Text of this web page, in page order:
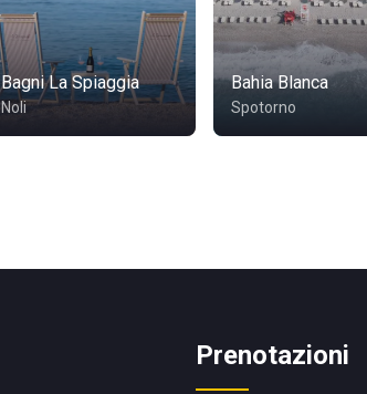
Bagni La Spiaggia
Noli
Bahia Blanca
Spotorno
Prenotazioni